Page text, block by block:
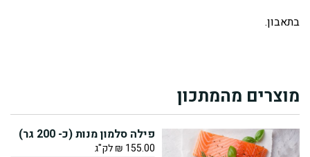
בתאבון.
מוצרים מהמתכון
פילה סלמון מנות (כ- 200 גר)
₪ 155.00 לק"ג